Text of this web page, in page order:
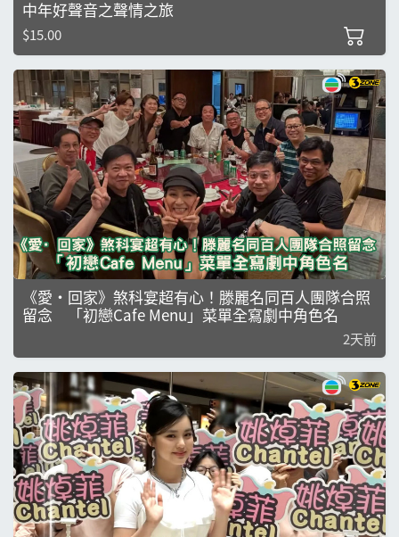
中年好聲音之聲情之旅
$15.00
《愛·回家》煞科宴超有心！滕麗名同百人團隊合照
留念 「初戀Cafe Menu」菜單全寫劇中角色名
2天前